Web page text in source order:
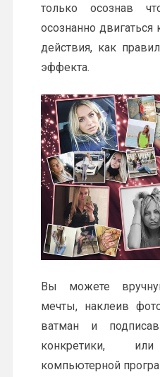
только осознав
осознанно
действия, как
эффекта.
Вы можете
мечты, наклеив
ватман и
конкретики, или
компьютерной